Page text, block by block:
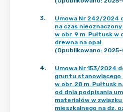
3.
Umowa Nr 242/2024
na czas nieoznaczony
w obr. 9 m. Pułtusk w
drewna na opał
(Opublikowano:
4.
Umowa Nr 153/2024
gruntu stanowiącego
w obr. 28 m. Pułtusk
od dnia podpisania
materiałów w
mieszkalnego na dz.